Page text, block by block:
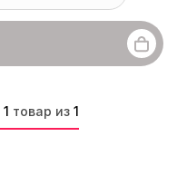
1 товар из 1